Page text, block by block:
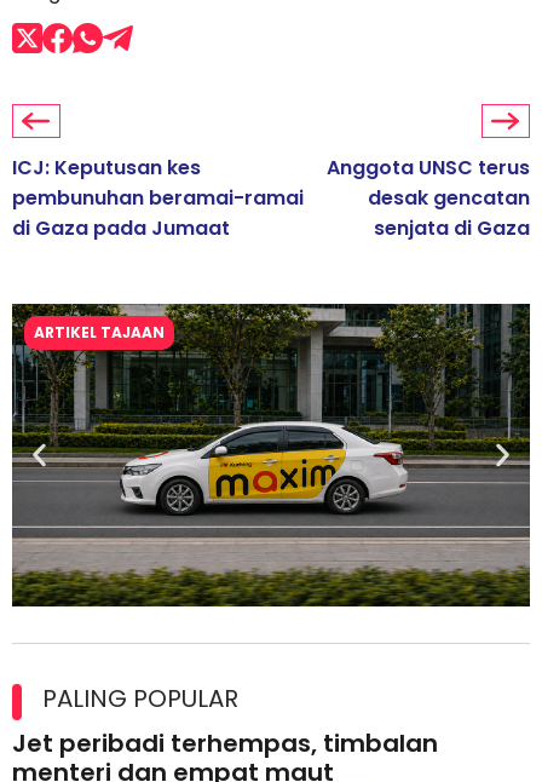
ICJ: Keputusan kes
pembunuhan beramai-ramai
di Gaza pada Jumaat
Anggota UNSC terus
desak gencatan
senjata di Gaza
ARTIKEL TAJAAN
lesen separuh pertama 2026
PALING POPULAR
Jet peribadi terhempas, timbalan
menteri dan empat maut